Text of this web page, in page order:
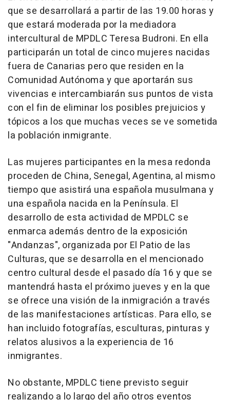
que se desarrollará a partir de las 19.00 horas y
que estará moderada por la mediadora
intercultural de MPDLC Teresa Budroni. En ella
participarán un total de cinco mujeres nacidas
fuera de Canarias pero que residen en la
Comunidad Autónoma y que aportarán sus
vivencias e intercambiarán sus puntos de vista
con el fin de eliminar los posibles prejuicios y
tópicos a los que muchas veces se ve sometida
la población inmigrante.
Las mujeres participantes en la mesa redonda
proceden de China, Senegal, Agentina, al mismo
tiempo que asistirá una española musulmana y
una española nacida en la Península. El
desarrollo de esta actividad de MPDLC se
enmarca además dentro de la exposición
"Andanzas", organizada por El Patio de las
Culturas, que se desarrolla en el mencionado
centro cultural desde el pasado día 16 y que se
mantendrá hasta el próximo jueves y en la que
se ofrece una visión de la inmigración a través
de las manifestaciones artísticas. Para ello, se
han incluido fotografías, esculturas, pinturas y
relatos alusivos a la experiencia de 16
inmigrantes.
No obstante, MPDLC tiene previsto seguir
realizando a lo largo del año otros eventos